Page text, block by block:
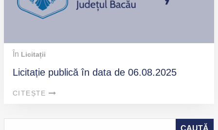
În Licitații
Licitație publică în data de 06.08.2025
CITEȘTE